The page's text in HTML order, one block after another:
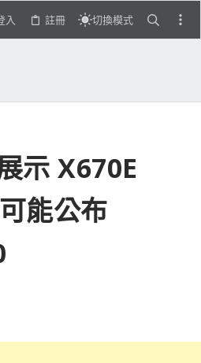
入 註冊 切換模式
示 X670E
能公布